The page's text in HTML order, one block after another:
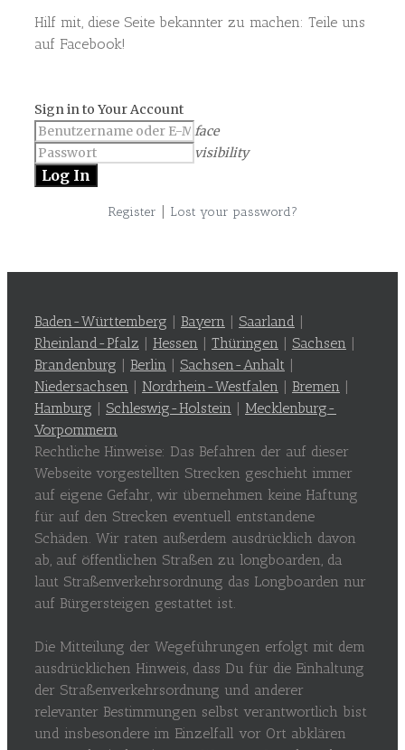
Hilf mit, diese Seite bekannter zu machen: Teile uns
auf Facebook!
Sign in to Your Account
face
visibility
Register | Lost your password?
Baden-Württemberg | Bayern | Saarland |
Rheinland-Pfalz | Hessen | Thüringen | Sachsen |
Brandenburg | Berlin | Sachsen-Anhalt |
Niedersachsen | Nordrhein-Westfalen | Bremen |
Hamburg | Schleswig-Holstein | Mecklenburg-
Vorpommern
Rechtliche Hinweise: Das Befahren der auf dieser
Webseite vorgestellten Strecken geschieht immer
auf eigene Gefahr, wir übernehmen keine Haftung
für auf den Strecken eventuell entstandene
Schäden. Wir raten außerdem ausdrücklich davon
ab, auf öffentlichen Straßen zu longboarden, da
laut Straßenverkehrsordnung das Longboarden nur
auf Bürgersteigen gestattet ist.
Die Mitteilung der Wegeführungen erfolgt mit dem
ausdrücklichen Hinweis, dass Du für die Einhaltung
der Straßenverkehrsordnung und anderer
relevanter Bestimmungen selbst verantwortlich bist
und insbesondere im Einzelfall vor Ort abklären